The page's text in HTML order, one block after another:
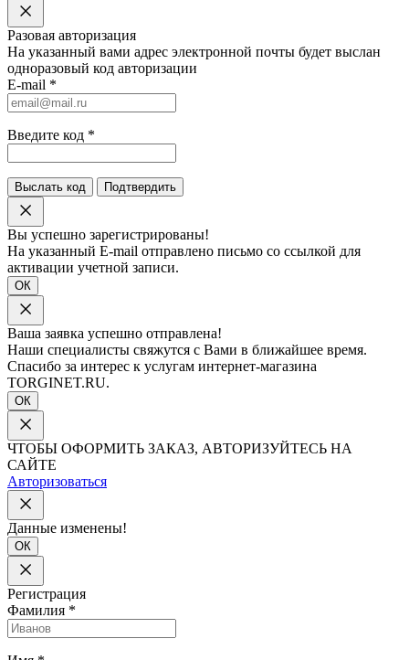
Разовая авторизация
На указанный вами адрес электронной почты будет выслан
одноразовый код авторизации
E-mail *
Введите код *
Выслать код Подтвердить
Вы успешно зарегистрированы!
На указанный E-mail отправлено письмо со ссылкой для
активации учетной записи.
ОК
Ваша заявка успешно отправлена!
Наши специалисты свяжутся с Вами в ближайшее время.
Спасибо за интерес к услугам интернет-магазина
TORGINET.RU.
ОК
ЧТОБЫ ОФОРМИТЬ ЗАКАЗ, АВТОРИЗУЙТЕСЬ НА
САЙТЕ
Авторизоваться
Данные изменены!
ОК
Регистрация
Фамилия *